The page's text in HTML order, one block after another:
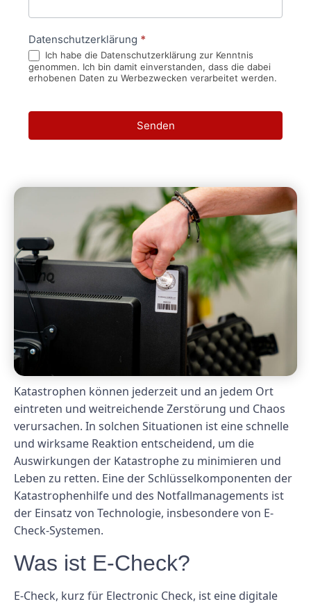
Datenschutzerklärung *
Ich habe die Datenschutzerklärung zur Kenntnis
genommen. Ich bin damit einverstanden, dass die dabei
erhobenen Daten zu Werbezwecken verarbeitet werden.
Senden
Katastrophen können jederzeit und an jedem Ort
eintreten und weitreichende Zerstörung und Chaos
verursachen. In solchen Situationen ist eine schnelle
und wirksame Reaktion entscheidend, um die
Auswirkungen der Katastrophe zu minimieren und
Leben zu retten. Eine der Schlüsselkomponenten der
Katastrophenhilfe und des Notfallmanagements ist
der Einsatz von Technologie, insbesondere von E-
Check-Systemen.
Was ist E-Check?
E-Check, kurz für Electronic Check, ist eine digitale